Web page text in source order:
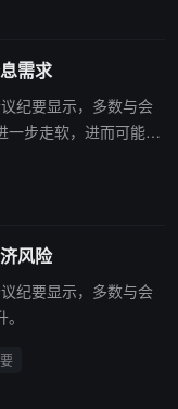
需求
纪要显示，多数与会
一步走软，进而可能需
风险
纪要显示，多数与会